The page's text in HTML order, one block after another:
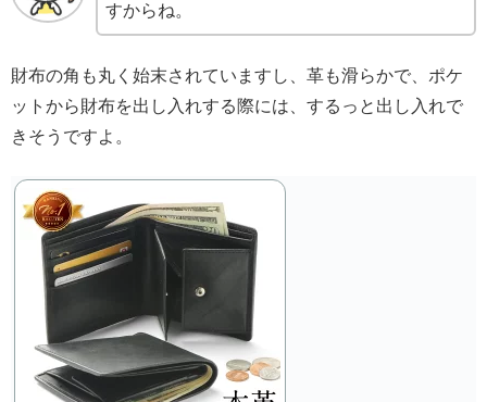
すからね。
財布の角も丸く始末されていますし、革も滑らかで、ポケ
ットから財布を出し入れする際には、するっと出し入れで
きそうですよ。